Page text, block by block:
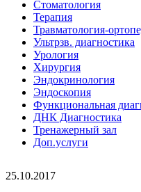
Стоматология
Терапия
Травматология-
Ультрзв. диагностика
Урология
Хирургия
Эндокринология
Эндоскопия
Функциональная
ДНК Диагностика
Тренажерный зал
Доп.услуги
25.10.2017